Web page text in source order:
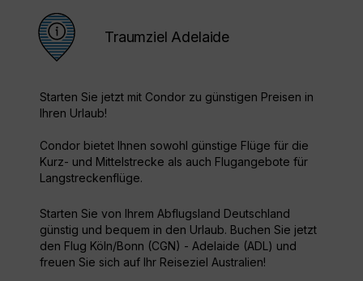
Traumziel Adelaide
Starten Sie jetzt mit Condor zu günstigen Preisen in
Ihren Urlaub!
Condor bietet Ihnen sowohl günstige Flüge für die
Kurz- und Mittelstrecke als auch Flugangebote für
Langstreckenflüge.
Starten Sie von Ihrem Abflugsland Deutschland
günstig und bequem in den Urlaub. Buchen Sie jetzt
den Flug Köln/Bonn (CGN) - Adelaide (ADL) und
freuen Sie sich auf Ihr Reiseziel Australien!